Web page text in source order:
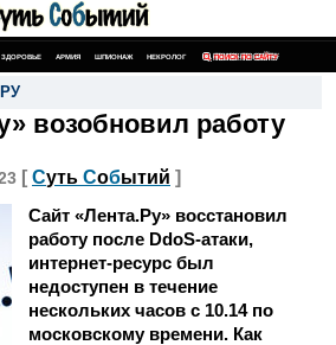
ЗДОРОВЬЕ АРМИЯ ШПИОНАЖ НЕКРОЛОГ ПОИСК ПО САЙТУ
возобновил работу
[ Суть Событий ]
Сайт «Лента.Ру» восстановил
работу после DdoS-атаки,
интернет-ресурс был
недоступен в течение
нескольких часов с 10.14 по
московскому времени. Как